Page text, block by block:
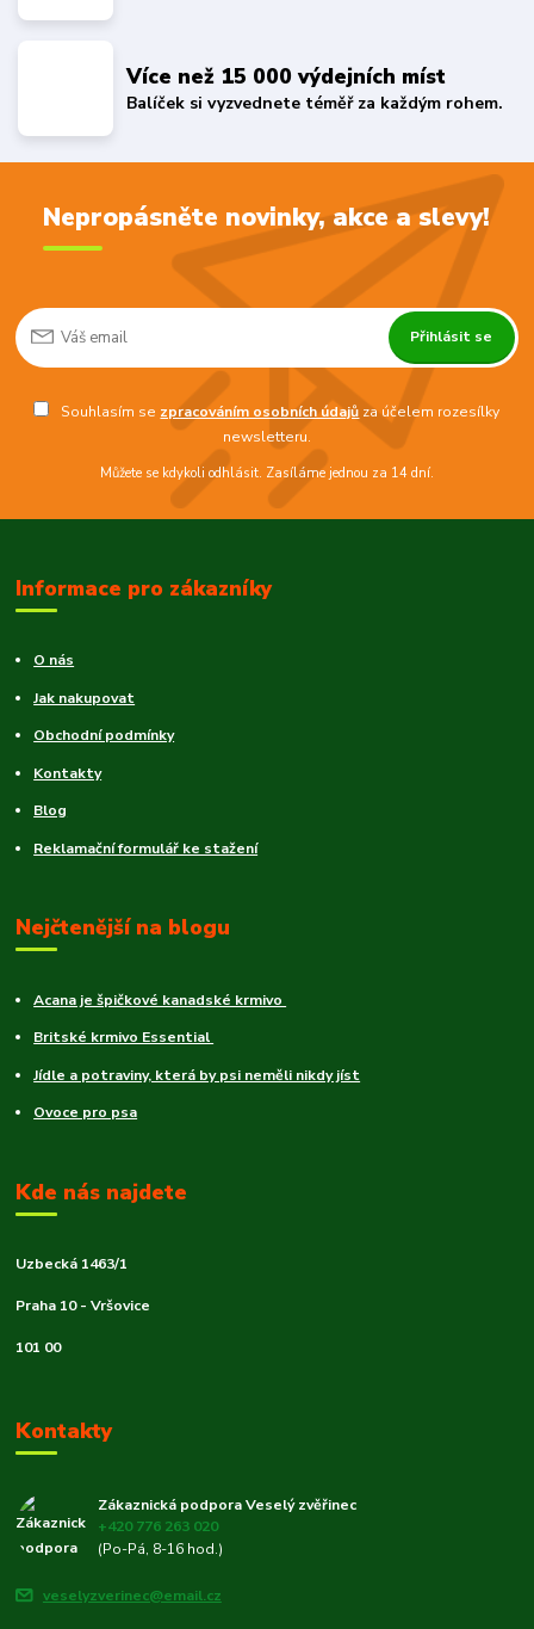
Více než 15 000 výdejních míst
Balíček si vyzvednete téměř za každým rohem.
Nepropásněte novinky, akce a slevy!
Přihlásit se
Souhlasím se zpracováním osobních údajů za účelem rozesílky
newsletteru.
Můžete se kdykoli odhlásit. Zasíláme jednou za 14 dní.
Informace pro zákazníky
O nás
Jak nakupovat
Obchodní podmínky
Kontakty
Blog
Reklamační formulář ke stažení
Nejčtenější na blogu
Acana je špičkové kanadské krmivo
Britské krmivo Essential
Jídle a potraviny, která by psi neměli nikdy jíst
Ovoce pro psa
Kde nás najdete
Uzbecká 1463/1
Praha 10 - Vršovice
101 00
Kontakty
Zákaznická podpora Veselý zvěřinec
+420 776 263 020
(Po-Pá, 8-16 hod.)
veselyzverinec@email.cz